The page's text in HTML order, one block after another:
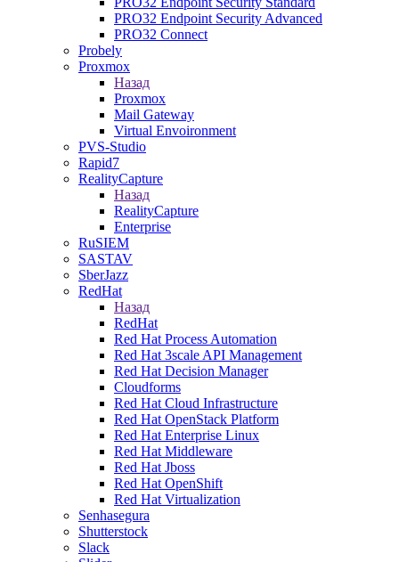
PRO32 Endpoint Security Advanced
PRO32 Connect
Probely
Proxmox
Назад
Proxmox
Mail Gateway
Virtual Envoironment
PVS-Studio
Rapid7
RealityCapture
Назад
RealityCapture
Enterprise
RuSIEM
SASTAV
SberJazz
RedHat
Назад
RedHat
Red Hat Process Automation
Red Hat 3scale API Management
Red Hat Decision Manager
Cloudforms
Red Hat Cloud Infrastructure
Red Hat OpenStack Platform
Red Hat Enterprise Linux
Red Hat Middleware
Red Hat Jboss
Red Hat OpenShift
Red Hat Virtualization
Senhasegura
Shutterstock
Slack